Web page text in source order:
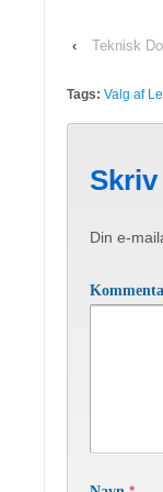
‹ Teknisk
Tags: Valg af
Din e-